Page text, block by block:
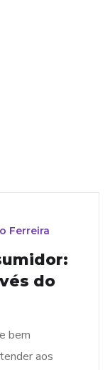
Ferreira
do
bem
aos